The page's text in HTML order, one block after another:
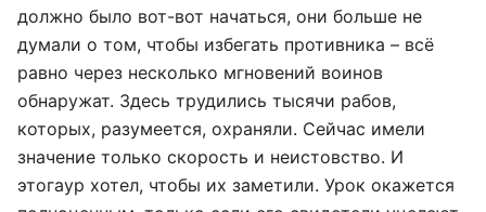
должно было вот-вот начаться, они больше не
думали о том, чтобы избегать противника – всё
равно через несколько мгновений воинов
обнаружат. Здесь трудились тысячи рабов,
которых, разумеется, охраняли. Сейчас имели
значение только скорость и неистовство. И
этогаур хотел, чтобы их заметили. Урок окажется